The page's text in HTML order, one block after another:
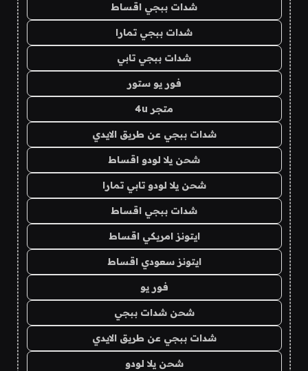
شدات ببجي اقساط
شدات ببجي تمارا
شدات ببجي تابي
فور يو ستور
متجر 4u
شدات ببجي عن طريق الايدي
شحن يلا لودو اقساط
شحن يلا لودو تابي تمارا
شدات ببجي اقساط
ايتونز امريكي اقساط
ايتونز سعودي اقساط
فور يو
شحن شدات ببجي
شدات ببجي عن طريق الايدي
شحن يلا لودو